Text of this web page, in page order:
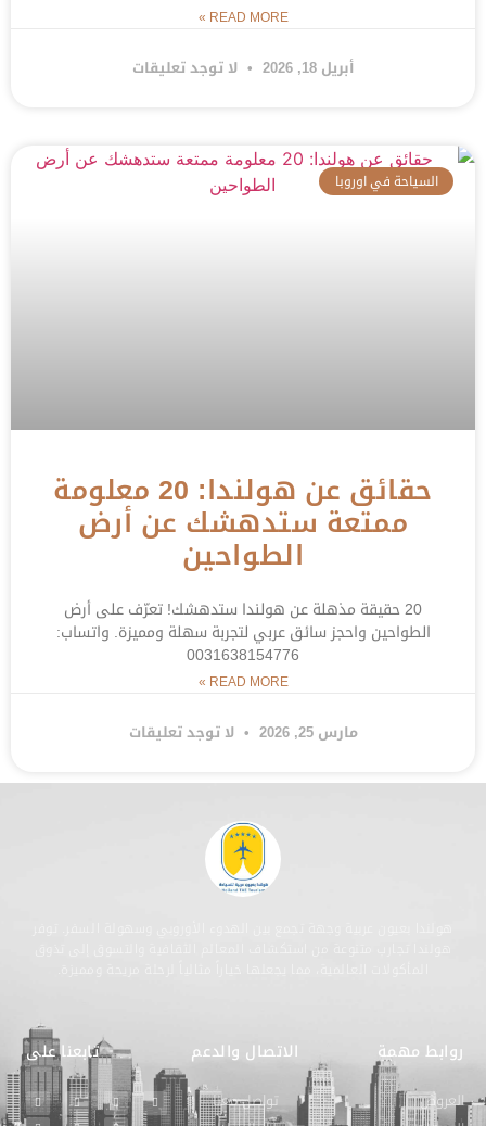
READ MORE »
أبريل 18, 2026 لا توجد تعليقات
السياحة في اوروبا
حقائق عن هولندا: 20 معلومة
ممتعة ستدهشك عن أرض
الطواحين
20 حقيقة مذهلة عن هولندا ستدهشك! تعرّف على أرض
الطواحين واحجز سائق عربي لتجربة سهلة ومميزة. واتساب:
0031638154776
READ MORE »
مارس 25, 2026 لا توجد تعليقات
روابط مهمة
العروض
الاتصال والدعم
تواصل معنا
تابعنا على